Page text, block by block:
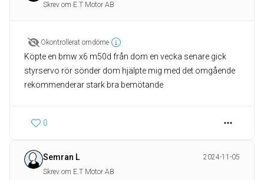
Skrev om E.T Motor AB
Okontrollerat omdöme
Köpte en bmw x6 m50d från dom en vecka senare gick
styrservo rör sönder dom hjälpte mig med det omgående
rekommenderar stark bra bemötande
0
Semran L
2024-11-05
Skrev om E.T Motor AB